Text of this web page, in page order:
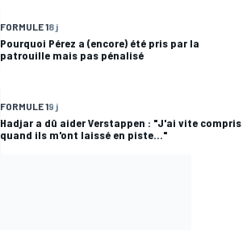
FORMULE 18 j
Pourquoi Pérez a (encore) été pris par la
patrouille mais pas pénalisé
FORMULE 19 j
Hadjar a dû aider Verstappen : "J'ai vite compris
quand ils m'ont laissé en piste..."